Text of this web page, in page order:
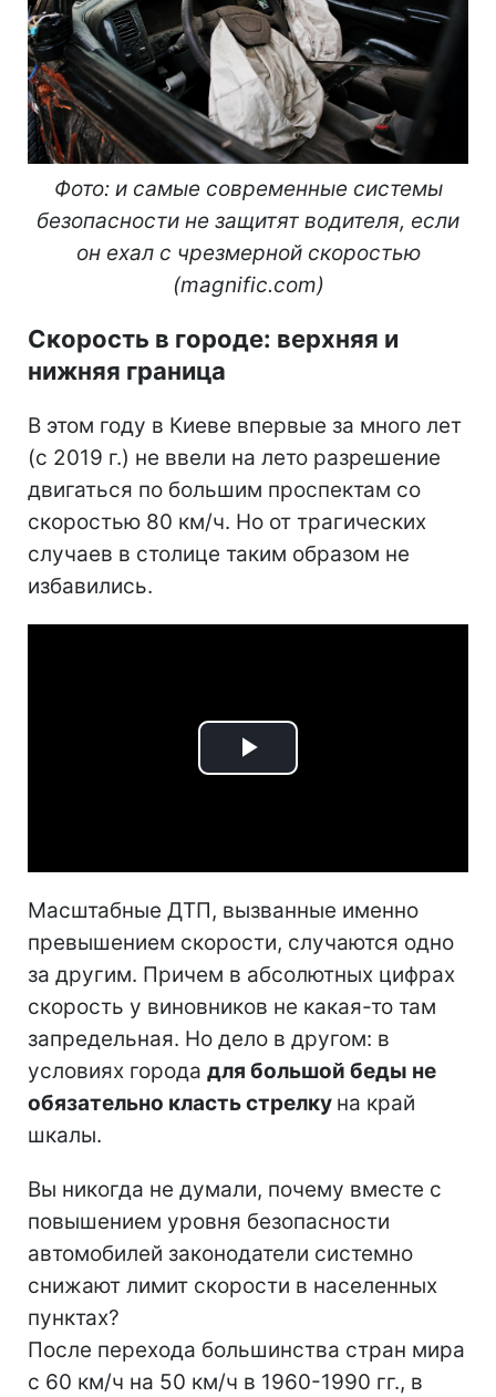
Фото: и самые современные системы
безопасности не защитят водителя, если
он ехал с чрезмерной скоростью
(magnific.com)
Скорость в городе: верхняя и
нижняя граница
В этом году в Киеве впервые за много лет
(с 2019 г.) не ввели на лето разрешение
двигаться по большим проспектам со
скоростью 80 км/ч. Но от трагических
случаев в столице таким образом не
избавились.
Play
Масштабные ДТП, вызванные именно
превышением скорости, случаются одно
за другим. Причем в абсолютных цифрах
скорость у виновников не какая-то там
запредельная. Но дело в другом: в
условиях города для большой беды не
обязательно класть стрелку на край
шкалы.
Вы никогда не думали, почему вместе с
повышением уровня безопасности
автомобилей законодатели системно
снижают лимит скорости в населенных
пунктах?
После перехода большинства стран мира
с 60 км/ч на 50 км/ч в 1960-1990 гг., в